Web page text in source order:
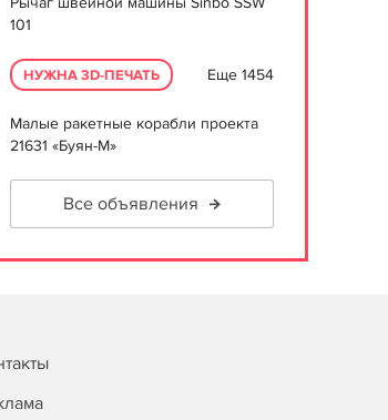
101
НУЖНА 3D-ПЕЧАТЬ Еще 1454
Малые ракетные корабли проекта
21631 «Буян-М»
Все объявления